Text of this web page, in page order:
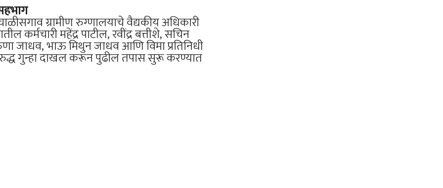
ग्रामीण रुग्णालयाचे वैद्यकीय अधिकारी
कर्मचारी महेंद्र पाटील, रवींद्र बत्तीशे, सचिन
जाधव, भाऊ मिथुन जाधव आणि विमा प्रतिनिधी
गुन्हा दाखल करून पुढील तपास सुरू करण्यात